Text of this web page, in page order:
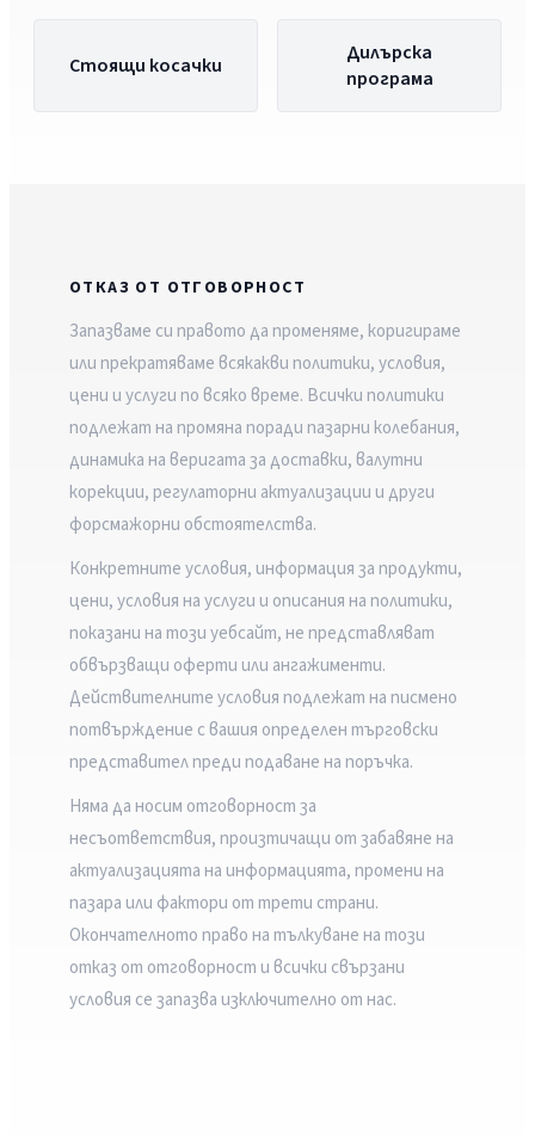
Стоящи косачки
Дилърска
програма
ОТКАЗ ОТ ОТГОВОРНОСТ
Запазваме си правото да променяме, коригираме
или прекратяваме всякакви политики, условия,
цени и услуги по всяко време. Всички политики
подлежат на промяна поради пазарни колебания,
динамика на веригата за доставки, валутни
корекции, регулаторни актуализации и други
форсмажорни обстоятелства.
Конкретните условия, информация за продукти,
цени, условия на услуги и описания на политики,
показани на този уебсайт, не представляват
обвързващи оферти или ангажименти.
Действителните условия подлежат на писмено
потвърждение с вашия определен търговски
представител преди подаване на поръчка.
Няма да носим отговорност за
несъответствия, произтичащи от забавяне на
актуализацията на информацията, промени на
пазара или фактори от трети страни.
Окончателното право на тълкуване на този
отказ от отговорност и всички свързани
условия се запазва изключително от нас.